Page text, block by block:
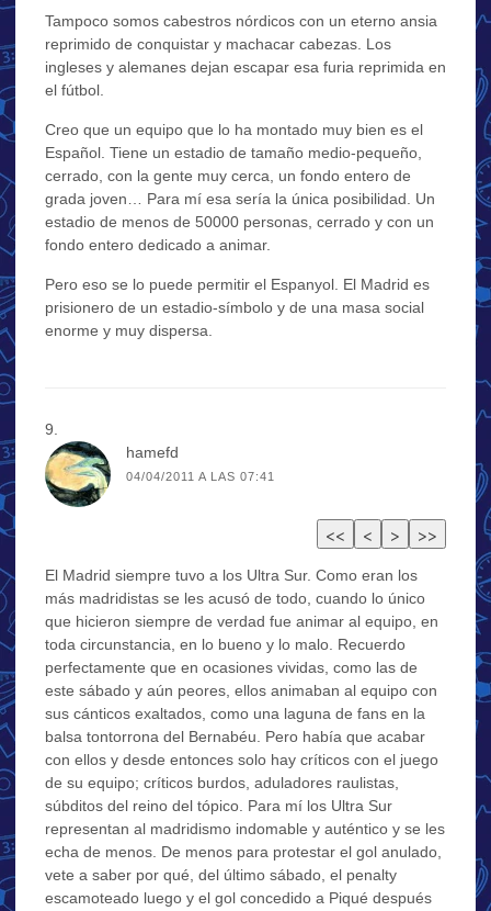
Tampoco somos cabestros nórdicos con un eterno ansia
reprimido de conquistar y machacar cabezas. Los
ingleses y alemanes dejan escapar esa furia reprimida en
el fútbol.
Creo que un equipo que lo ha montado muy bien es el
Español. Tiene un estadio de tamaño medio-pequeño,
cerrado, con la gente muy cerca, un fondo entero de
grada joven… Para mí esa sería la única posibilidad. Un
estadio de menos de 50000 personas, cerrado y con un
fondo entero dedicado a animar.
Pero eso se lo puede permitir el Espanyol. El Madrid es
prisionero de un estadio-símbolo y de una masa social
enorme y muy dispersa.
hamefd
04/04/2011 A LAS 07:41
El Madrid siempre tuvo a los Ultra Sur. Como eran los
más madridistas se les acusó de todo, cuando lo único
que hicieron siempre de verdad fue animar al equipo, en
toda circunstancia, en lo bueno y lo malo. Recuerdo
perfectamente que en ocasiones vividas, como las de
este sábado y aún peores, ellos animaban al equipo con
sus cánticos exaltados, como una laguna de fans en la
balsa tontorrona del Bernabéu. Pero había que acabar
con ellos y desde entonces solo hay críticos con el juego
de su equipo; críticos burdos, aduladores raulistas,
súbditos del reino del tópico. Para mí los Ultra Sur
representan al madridismo indomable y auténtico y se les
echa de menos. De menos para protestar el gol anulado,
vete a saber por qué, del último sábado, el penalty
escamoteado luego y el gol concedido a Piqué después